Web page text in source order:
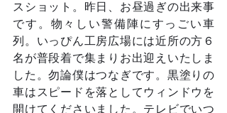
スショット。昨日、お昼過ぎの出来事
です。物々しい警備陣にすっごい車
列。いっぴん工房広場には近所の方６
名が普段着で集まりお出迎えいたしま
した。勿論僕はつなぎです。黒塗りの
車はスピードを落としてウィンドウを
開けてくださいました。テレビでいつ